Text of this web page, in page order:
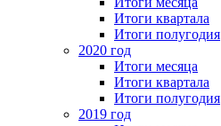
Итоги квартала
Итоги полугодия
2020 год
Итоги месяца
Итоги квартала
Итоги полугодия
2019 год